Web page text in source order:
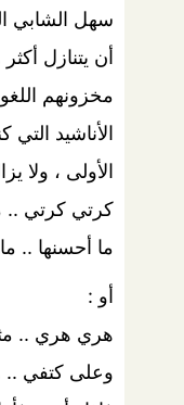
سهل الشابي
أن يتنازل
مخزونهم
الأناشيد التي
الأولى ، ولا
كرتي كرتي ..
ما أحسنها .. ما
أو :
هري هري ..
وعلى كتفي